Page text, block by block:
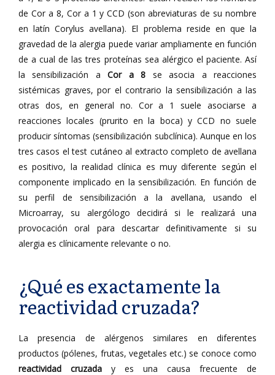
de Cor a 8, Cor a 1 y CCD (son abreviaturas de su nombre
en latín Corylus avellana). El problema reside en que la
gravedad de la alergia puede variar ampliamente en función
de a cual de las tres proteínas sea alérgico el paciente. Así
la sensibilización a Cor a 8 se asocia a reacciones
sistémicas graves, por el contrario la sensibilización a las
otras dos, en general no. Cor a 1 suele asociarse a
reacciones locales (prurito en la boca) y CCD no suele
producir síntomas (sensibilización subclínica). Aunque en los
tres casos el test cutáneo al extracto completo de avellana
es positivo, la realidad clínica es muy diferente según el
componente implicado en la sensibilización. En función de
su perfil de sensibilización a la avellana, usando el
Microarray, su alergólogo decidirá si le realizará una
provocación oral para descartar definitivamente si su
alergia es clínicamente relevante o no.
¿Qué es exactamente la
reactividad cruzada?
La presencia de alérgenos similares en diferentes
productos (pólenes, frutas, vegetales etc.) se conoce como
reactividad cruzada y es una causa frecuente de